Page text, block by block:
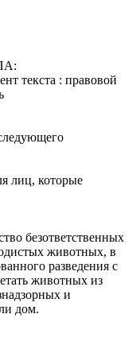
текста : правовой
лиц, которые
безответственных
животных, в
разведения с
животных из
и
дом.